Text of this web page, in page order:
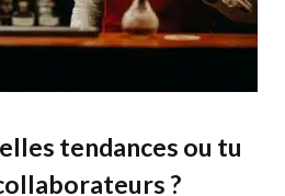
tendances ou tu
?